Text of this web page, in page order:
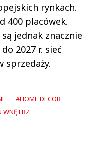
rynkach.
400 placówek.
jednak znacznie
2027 r. sieć
sprzedaży.
#HOME DECOR
WNĘTRZ